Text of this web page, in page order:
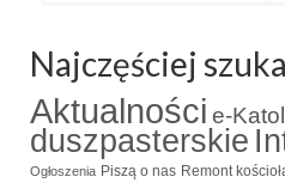
Najczęściej
Aktualności e-
duszpasterskie
Ogłoszenia Piszą o nas Remont